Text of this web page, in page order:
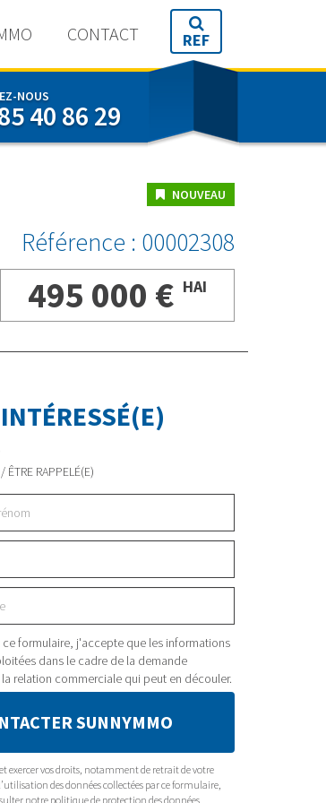
CONTACT REF
NOUS
40 86 29
495 000 € HAI
NOUVEAU
Référence : 00002308
495 000 € HAI
INTÉRESSÉ(E)
RAPPELÉ(E)
ce formulaire, j'accepte que les informations
dans le cadre de la demande
relation commerciale qui peut en découler.
SUNNYMMO
exercer vos droits, notamment de retrait de votre
des données collectées par ce formulaire,
notre politique de protection des données